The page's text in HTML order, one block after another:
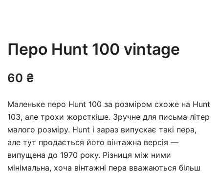
Перо Hunt 100 vintage
60 ₴
Маленьке перо Hunt 100 за розміром схоже на Hunt
103, але трохи жорсткіше. Зручне для письма літер
малого розміру. Hunt і зараз випускає такі пера,
але тут продається його вінтажна версія —
випущена до 1970 року. Різниця між ними
мінімальна, хоча вінтажні пера вважаються більш